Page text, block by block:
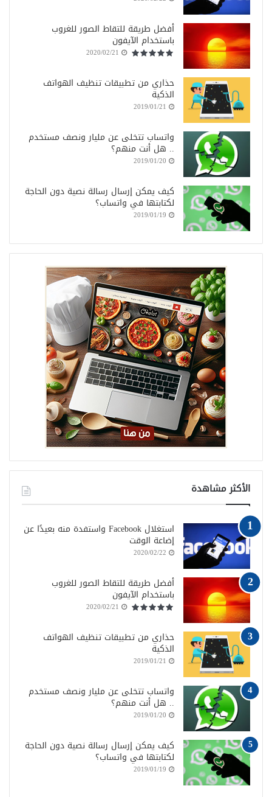
أفضل طريقة للتقاط الصور للغروب
باستخدام الآيفون
2020/02/21
حذاري من تطبيقات تنظيف الهواتف
الذكية
2019/01/21
واتساب تتخلى عن مليار ونصف مستخدم
.. هل أنت منهم؟
2019/01/20
كيف يمكن إرسال رسالة نصية دون الحاجة
لكتابتها في واتساب؟
2019/01/19
الأكثر مشاهدة
استغلال Facebook واستفدة منه بعيدًا عن
إضاعة الوقت
2020/02/22
أفضل طريقة للتقاط الصور للغروب
باستخدام الآيفون
2020/02/21
حذاري من تطبيقات تنظيف الهواتف
الذكية
2019/01/21
واتساب تتخلى عن مليار ونصف مستخدم
.. هل أنت منهم؟
2019/01/20
كيف يمكن إرسال رسالة نصية دون الحاجة
لكتابتها في واتساب؟
2019/01/19